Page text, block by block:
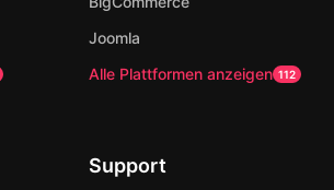
Joomla
Alle Plattformen anzeigen 112
Support